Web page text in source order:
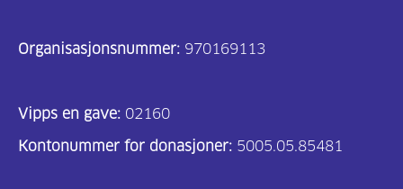
Organisasjonsnummer: 970169113
Vipps en gave: 02160
Kontonummer for donasjoner: 5005.05.85481